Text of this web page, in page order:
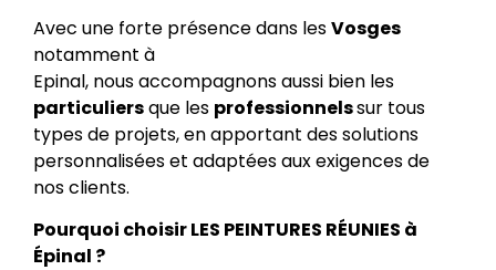
Avec une forte présence dans lesVosges
notamment à
Epinal, nous accompagnons aussi bien les
particuliersque les professionnelssur tous
types de projets, en apportant des solutions
personnalisées et adaptées aux exigences de
nos clients.
Pourquoi choisir LES PEINTURES RÉUNIES à
Épinal ?